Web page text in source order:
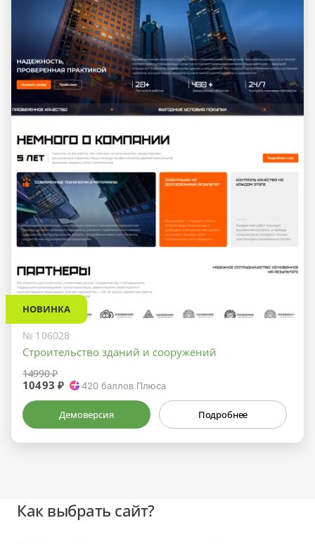
НОВИНКА
№ 106028
Строительство зданий и сооружений
14990 ₽
10493 ₽ 420 баллов Плюса
Демоверсия Подробнее
Как выбрать сайт?